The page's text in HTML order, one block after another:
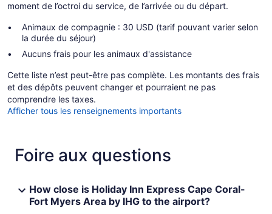
moment de l’octroi du service, de l’arrivée ou du départ.
Animaux de compagnie : 30 USD (tarif pouvant varier selon
la durée du séjour)
Aucuns frais pour les animaux d'assistance
Cette liste n’est peut-être pas complète. Les montants des frais
et des dépôts peuvent changer et pourraient ne pas
comprendre les taxes.
Afficher tous les renseignements importants
Foire aux questions
How close is Holiday Inn Express Cape Coral-
Fort Myers Area by IHG to the airport?